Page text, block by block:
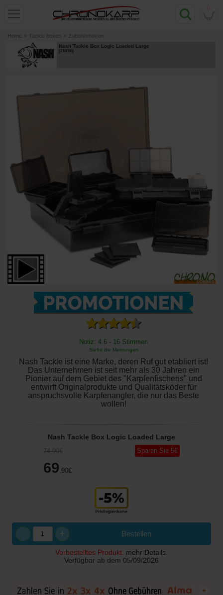
Home » Tackle boxen » Zubehörboxen
Nash Tackle Box Logic Loaded Large
[210006]
Notiz: 4.6 - 16 Stimmen
Siehe die Meinungen
Nash Tackle ist eine Marke, deren Ruf gut etabliert ist!
Das Unternehmen ist seit mehr als 30 Jahren ein
Pionier auf dem Gebiet des "Karpfenfischens" und
entwirft Originalprodukte und Qualitätsköder für
anspruchsvolle Karpfenangler, die nur das Beste
wollen!
Nash Tackle Box Logic Loaded Large
74,90€
69 ,90€
Sparen Sie 5€
Bestellen
+
Vorbestelltes Produkt. mehr Details.
Verfügbar ab dem 05/09/2026
+